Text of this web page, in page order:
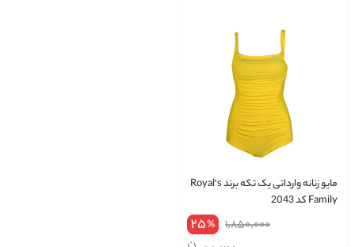
مایو زنانه وارداتی یک تکه برند Royal's
Family کد 2043
1,850,000
25%